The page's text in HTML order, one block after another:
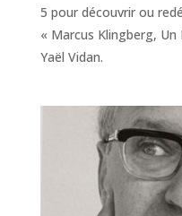
5 pour découvrir ou
« Marcus Klingberg,
Yaël Vidan.